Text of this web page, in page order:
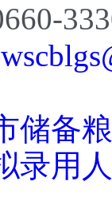
储备
录用